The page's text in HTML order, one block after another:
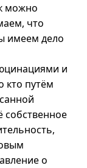
можно
что
имеем дело
и
кто путём
собственное
о